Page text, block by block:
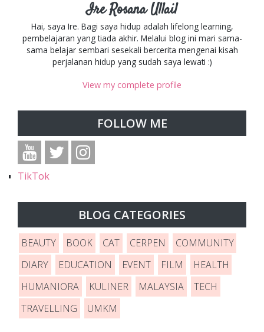
Ire Rosana Ullail
Hai, saya Ire. Bagi saya hidup adalah lifelong learning,
pembelajaran yang tiada akhir. Melalui blog ini mari sama-
sama belajar sembari sesekali bercerita mengenai kisah
perjalanan hidup yang sudah saya lewati :)
View my complete profile
FOLLOW ME
TikTok
BLOG CATEGORIES
BEAUTY BOOK CAT CERPEN
COMMUNITY
DIARY
EDUCATION EVENT FILM
HEALTH
HUMANIORA
KULINER MALAYSIA
TECH
TRAVELLING
UMKM